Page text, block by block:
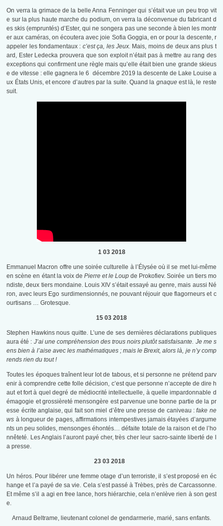
On verra la grimace de la belle Anna Fenninger qui s’était vue un peu trop vit
e sur la plus haute marche du podium, on verra la déconvenue du fabricant d
es skis (empruntés) d’Ester, qui ne songera pas une seconde à bien les montr
er aux caméras, on écoutera avec joie Sofia Goggia, en or pour la descente, r
appeler les fondamentaux : c’est ça, les Jeux. Mais, moins de deux ans plus t
ard, Ester Ledecka prouvera que son exploit n’était pas à mettre au rang des
exceptions qui confirment une règle mais qu’elle était bien une grande skieus
e de vitesse : elle gagnera le 6 décembre 2019 la descente de Lake Louise a
ux États Unis, et encore d’autres par la suite. Quand la gnaqueest là, le reste
suit.
1 03 2018
Emmanuel Macron offre une soirée culturelle à l’Élysée où il se met lui-même
en scène en étant la voix de Pierre et le Loup de Prokofiev. Soirée un tiers mo
ndiste, deux tiers mondaine. Louis XIV s’était essayé au genre, mais aussi Né
ron, avec leurs Ego surdimensionnés, ne pouvant réjouir que flagorneurs et c
ourtisans … Grotesque.
15 03 2018
Stephen Hawkins nous quitte. L’une de ses dernières déclarations publiques
aura été : J’ai une compréhension des trous noirs plutôt satisfaisante. Je me s
ens bien à l’aise avec les mathématiques ; mais le Brexit, alors là, je n’y comp
rends rien du tout !
Toutes les époques traînent leur lot de tabous, et si personne ne prétend parv
enir à comprendre cette folle décision, c’est que personne n’accepte de dire h
aut et fort à quel degré de médiocrité intellectuelle, à quelle impardonnable d
émagogie et grossièreté mensongère est parvenue une bonne partie de la pr
esse écrite anglaise, qui fait son miel d’être une presse de caniveau :fake ne
ws à longueur de pages, affirmations intempestives jamais étayées d’argume
nts un peu solides, mensonges éhontés… défaite totale de la raison et de l’ho
nnêteté. Les Anglais l’auront payé cher, très cher leur sacro-sainte liberté de l
a presse.
23 03 2018
Un héros. Pour libérer une femme otage d’un terroriste, il s’est proposé en éc
hange et l’a payé de sa vie. Cela s’est passé à Trèbes, près de Carcassonne.
Et même s’il a agi en free lance, hors hiérarchie, cela n’enlève rien à son gest
e.
Arnaud Beltrame, lieutenant colonel de gendarmerie, marié, sans enfants.